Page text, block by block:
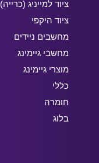
ציוד למייניג (כרייה)
ציוד היקפי
מחשבים ניידים
מחשבי גיימינג
מוצרי גיימינג
כללי
חומרה
בלוג